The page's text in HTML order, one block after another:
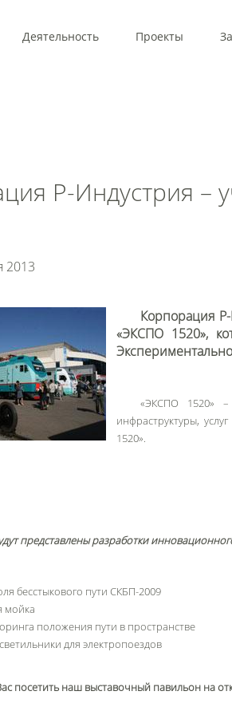
Деятельность Проекты
Р-Индустрия –
2013
Корпорация
«ЭКСПО 1520»,
«ЭКСПО 1520» –
инфраструктуры,
1520».
представлены разработки
бесстыкового пути СКБП-2009
мойка
положения пути в пространстве
для электропоездов
посетить наш выставочный павильон на